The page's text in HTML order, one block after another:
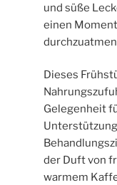
und süße
einen
Dieses
Gelegenheit
der Duft von
warmem